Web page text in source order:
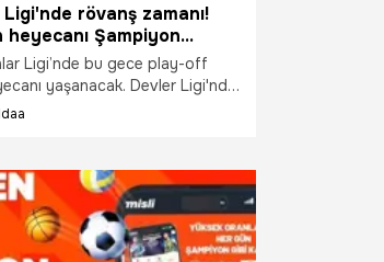
rövanş zamanı!
heyecanı Şampiyon
Ligi’nde bu gece play-off
yaşanacak. Devler Ligi'nde
belli olacağı Milan-
Oranlar ile Misli’de yaşanıyor.